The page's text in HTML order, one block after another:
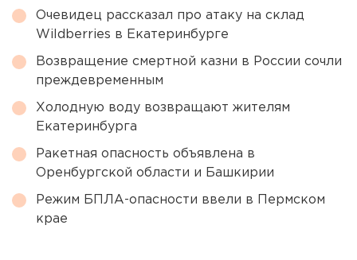
Очевидец рассказал про атаку на склад
Wildberries в Екатеринбурге
Возвращение смертной казни в России сочли
преждевременным
Холодную воду возвращают жителям
Екатеринбурга
Ракетная опасность объявлена в
Оренбургской области и Башкирии
Режим БПЛА-опасности ввели в Пермском
крае